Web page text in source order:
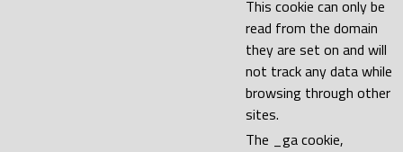
This cookie can only be
read from the domain
they are set on and will
not track any data while
browsing through other
sites.
The _ga cookie,